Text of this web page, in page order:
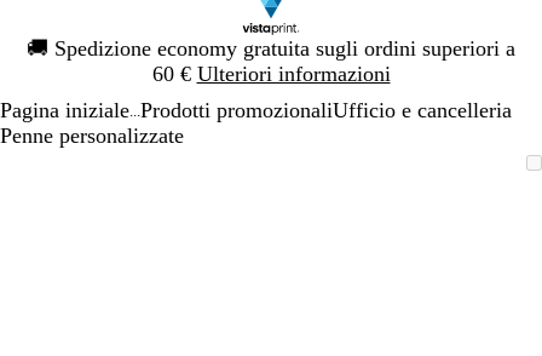
🚚 Spedizione economy gratuita sugli ordini superiori a
60 € Ulteriori informazioni
Diapositiva
1
Pagina iniziale Prodotti promozionaliUfficio e cancelleria
Penne personalizzate